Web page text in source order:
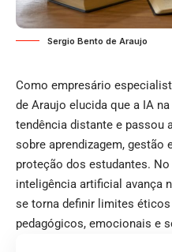
Sergio Bento de Araujo
Como empresário
de Araujo elucida que a IA
tendência distante e passou
sobre aprendizagem, gestão
proteção dos estudantes.
inteligência artificial avança
se torna definir limites
pedagógicos, emocionais e